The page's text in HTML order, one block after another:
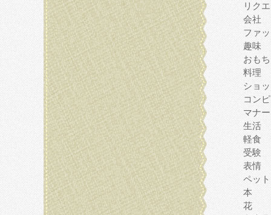
リク
会社
ファ
趣味
おも
料理
ショ
コン
マナー
生活
軽食
受験
表情
ペット
本
花